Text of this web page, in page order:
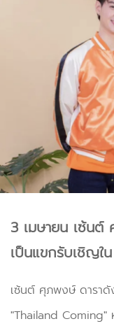
3 เมษายน เซ้นต์
เป็นแขกรับเชิญ
เซ้นต์ ศุภพงษ์ ดาราดั
"Thailand Coming"